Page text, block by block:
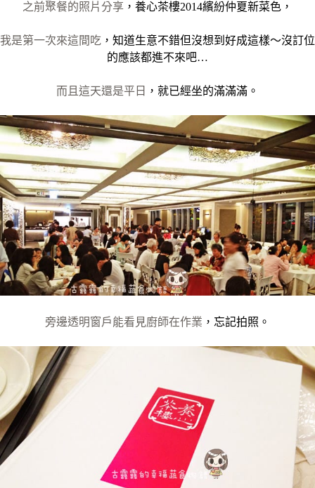
之前聚餐的照片分享 ，養心茶樓2014繽紛仲夏新菜色，
我是第一次來這間吃 ，知道生意不錯但沒想到好成這樣～沒訂位
的應該都進不來吧…
而且這天還是平日 ，就已經坐的滿滿滿。
旁邊透明窗戶能看見廚師在作業 ， 忘記拍照。